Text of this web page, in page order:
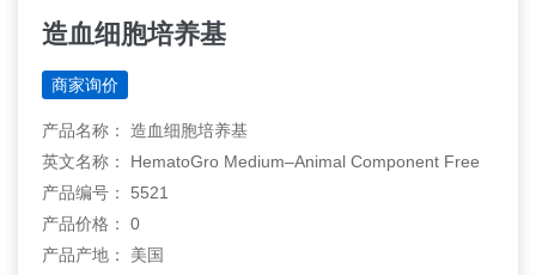
造血细胞培养基
商家询价
产品名称： 造血细胞培养基
英文名称： HematoGro Medium–Animal Component Free
产品编号： 5521
产品价格： 0
产品产地： 美国